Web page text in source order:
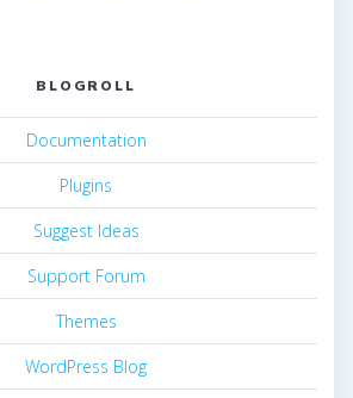
BLOGROLL
Documentation
Plugins
Suggest Ideas
Support Forum
Themes
WordPress Blog